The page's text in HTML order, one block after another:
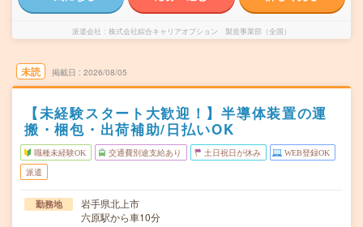
派遣会社 株式会社綜合キャリアオプション 製造事業部（全国）
未読 掲載日 2026/08/05
【未経験スタート大歓迎！】半導体装置の運
搬・梱包・出荷補助/日払いOK
職種未経験OK 交通費別途支給あり 土日祝日が休み WEB登録OK
派遣
勤務地
岩手県北上市
六原駅から車10分